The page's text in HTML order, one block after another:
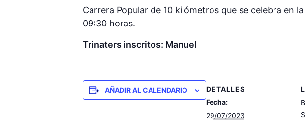
Carrera Popular de 10 kilómetros que se celebra en
09:30 horas.
Trinaters inscritos: Manuel
AÑADIR AL CALENDARIO
DETALLES
Fecha:
29/07/2023